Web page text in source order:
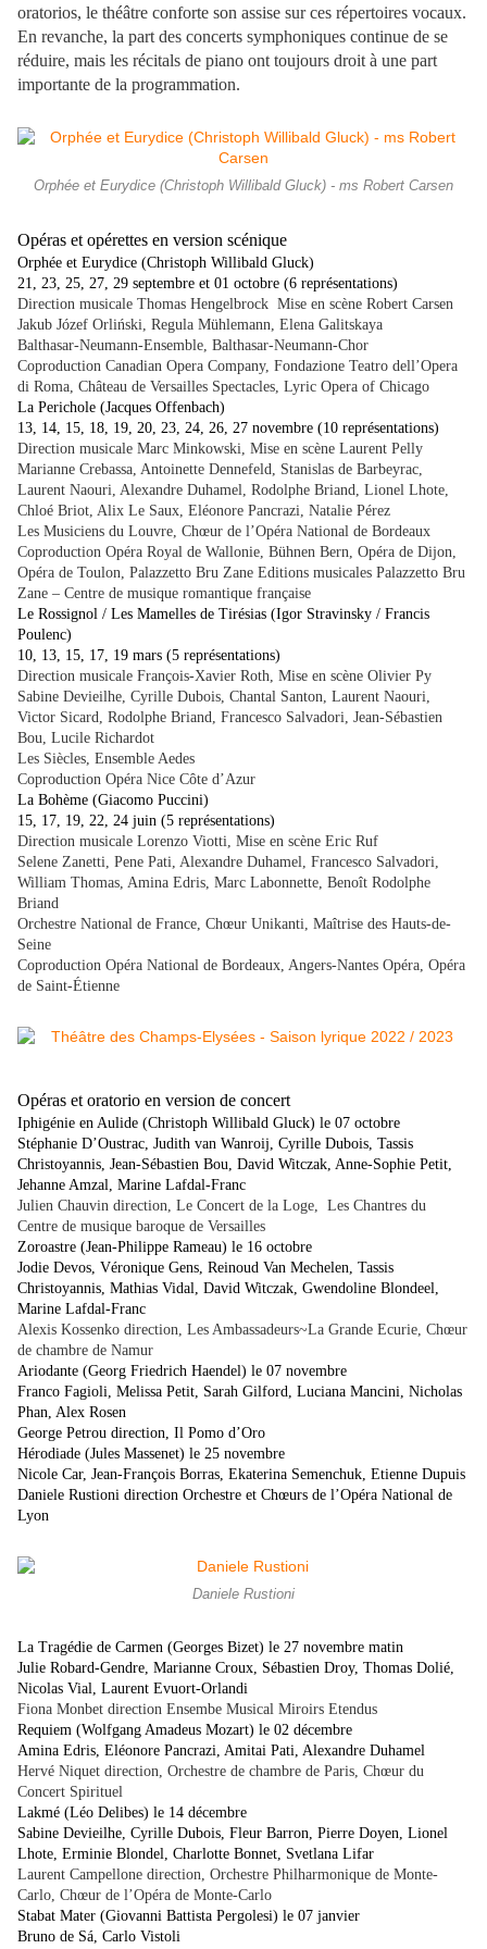
oratorios, le théâtre conforte son assise sur ces répertoires vocaux.
En revanche, la part des concerts symphoniques continue de se
réduire, mais les récitals de piano ont toujours droit à une part
importante de la programmation.
Orphée et Eurydice (Christoph Willibald Gluck) - ms Robert Carsen
Opéras et opérettes en version scénique
Orphée et Eurydice (Christoph Willibald Gluck)
21, 23, 25, 27, 29 septembre et 01 octobre (6 représentations)
Direction musicale Thomas Hengelbrock Mise en scène Robert Carsen
Jakub Józef Orliński, Regula Mühlemann, Elena Galitskaya
Balthasar-Neumann-Ensemble, Balthasar-Neumann-Chor
Coproduction Canadian Opera Company, Fondazione Teatro dell’Opera
di Roma, Château de Versailles Spectacles, Lyric Opera of Chicago
La Perichole (Jacques Offenbach)
13, 14, 15, 18, 19, 20, 23, 24, 26, 27 novembre (10 représentations)
Direction musicale Marc Minkowski, Mise en scène Laurent Pelly
Marianne Crebassa, Antoinette Dennefeld, Stanislas de Barbeyrac,
Laurent Naouri, Alexandre Duhamel, Rodolphe Briand, Lionel Lhote,
Chloé Briot, Alix Le Saux, Eléonore Pancrazi, Natalie Pérez
Les Musiciens du Louvre, Chœur de l’Opéra National de Bordeaux
Coproduction Opéra Royal de Wallonie, Bühnen Bern, Opéra de Dijon,
Opéra de Toulon, Palazzetto Bru Zane Editions musicales Palazzetto Bru
Zane – Centre de musique romantique française
Le Rossignol / Les Mamelles de Tirésias (Igor Stravinsky / Francis
Poulenc)
10, 13, 15, 17, 19 mars (5 représentations)
Direction musicale François-Xavier Roth, Mise en scène Olivier Py
Sabine Devieilhe, Cyrille Dubois, Chantal Santon, Laurent Naouri,
Victor Sicard, Rodolphe Briand, Francesco Salvadori, Jean-Sébastien
Bou, Lucile Richardot
Les Siècles, Ensemble Aedes
Coproduction Opéra Nice Côte d’Azur
La Bohème (Giacomo Puccini)
15, 17, 19, 22, 24 juin (5 représentations)
Direction musicale Lorenzo Viotti, Mise en scène Eric Ruf
Selene Zanetti, Pene Pati, Alexandre Duhamel, Francesco Salvadori,
William Thomas, Amina Edris, Marc Labonnette, Benoît Rodolphe
Briand
Orchestre National de France, Chœur Unikanti, Maîtrise des Hauts-de-
Seine
Coproduction Opéra National de Bordeaux, Angers-Nantes Opéra, Opéra
de Saint-Étienne
Opéras et oratorio en version de concert
Iphigénie en Aulide (Christoph Willibald Gluck) le 07 octobre
Stéphanie D’Oustrac, Judith van Wanroij, Cyrille Dubois, Tassis
Christoyannis, Jean-Sébastien Bou, David Witczak, Anne-Sophie Petit,
Jehanne Amzal, Marine Lafdal-Franc
Julien Chauvin direction, Le Concert de la Loge, Les Chantres du
Centre de musique baroque de Versailles
Zoroastre (Jean-Philippe Rameau) le 16 octobre
Jodie Devos, Véronique Gens, Reinoud Van Mechelen, Tassis
Christoyannis, Mathias Vidal, David Witczak, Gwendoline Blondeel,
Marine Lafdal-Franc
Alexis Kossenko direction, Les Ambassadeurs~La Grande Ecurie, Chœur
de chambre de Namur
Ariodante (Georg Friedrich Haendel) le 07 novembre
Franco Fagioli, Melissa Petit, Sarah Gilford, Luciana Mancini, Nicholas
Phan, Alex Rosen
George Petrou direction, Il Pomo d’Oro
Hérodiade (Jules Massenet) le 25 novembre
Nicole Car, Jean-François Borras, Ekaterina Semenchuk, Etienne Dupuis
Daniele Rustioni direction Orchestre et Chœurs de l’Opéra National de
Lyon
Daniele Rustioni
La Tragédie de Carmen (Georges Bizet) le 27 novembre matin
Julie Robard-Gendre, Marianne Croux, Sébastien Droy, Thomas Dolié,
Nicolas Vial, Laurent Evuort-Orlandi
Fiona Monbet direction Ensembe Musical Miroirs Etendus
Requiem (Wolfgang Amadeus Mozart) le 02 décembre
Amina Edris, Eléonore Pancrazi, Amitai Pati, Alexandre Duhamel
Hervé Niquet direction, Orchestre de chambre de Paris, Chœur du
Concert Spirituel
Lakmé (Léo Delibes) le 14 décembre
Sabine Devieilhe, Cyrille Dubois, Fleur Barron, Pierre Doyen, Lionel
Lhote, Erminie Blondel, Charlotte Bonnet, Svetlana Lifar
Laurent Campellone direction, Orchestre Philharmonique de Monte-
Carlo, Chœur de l’Opéra de Monte-Carlo
Stabat Mater (Giovanni Battista Pergolesi) le 07 janvier
Bruno de Sá, Carlo Vistoli